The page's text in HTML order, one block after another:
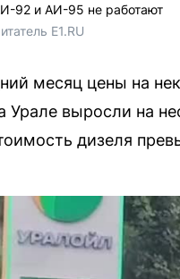
92 и АИ-95 не работают
E1.RU
месяц цены на
Урале выросли на
дизеля